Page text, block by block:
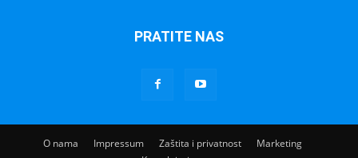
PRATITE NAS
O nama Impressum Zaštita i privatnost
Marketing